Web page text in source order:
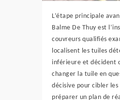
L’étape principale
Balme De Thuy est
couvreurs qualifiés
localisent les tuiles
inférieure et décident
changer la tuile en
décisive pour cibler
préparer un plan de